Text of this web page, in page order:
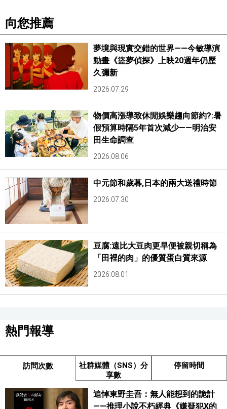
向您推薦
夢境與現實交錯的世界——今敏導演
動畫《盜夢偵探》上映20週年仍歷
久彌新
2026.07.29
物價高漲導致休閒娛樂趨向節約?:暑
假預算時隔5年首次減少——明治安
田生命調查
2026.08.06
中元節和歲暮,日本的兩大送禮時節
2026.07.30
豆腐:遠比大豆肉更早便被親切稱為
「田裡的肉」的優質蛋白質來源
2026.08.01
熱門報導
訪問次數
社群媒體（SNS）分
享數
停留時間
追悼東野圭吾：無人能想到的詭計
——推理小說不朽經典《嫌疑犯X的